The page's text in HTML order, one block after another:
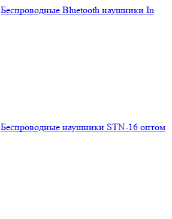
Беспроводные Bluetooth наушники In
Беспроводные наушники STN-16 оптом